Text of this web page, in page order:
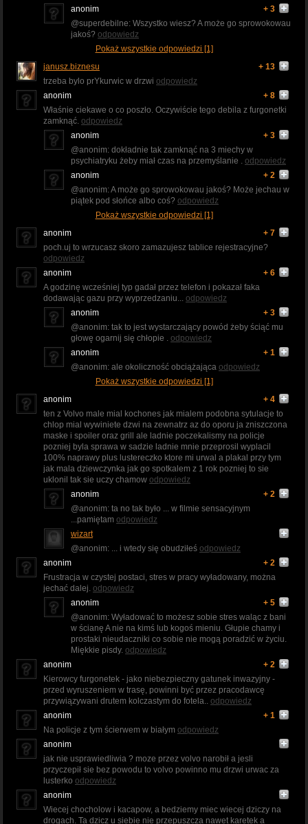
anonim
+ 3
@superdebilne: Wszystko wiesz? A może go sprowokowau
jakoś? odpowiedz
Pokaż wszystkie odpowiedzi [1]
janusz.biznesu
+ 13
trzeba bylo prYkurwic w drzwi odpowiedz
anonim
+ 8
Właśnie ciekawe o co poszło. Oczywiście tego debila z furgonetki
zamknąć. odpowiedz
anonim
+ 3
@anonim: dokładnie tak zamknąć na 3 miechy w
psychiatryku żeby miał czas na przemyślanie . odpowiedz
anonim
+ 2
@anonim: A może go sprowokowau jakoś? Może jechau w
piątek pod słońce albo coś? odpowiedz
Pokaż wszystkie odpowiedzi [1]
anonim
+ 7
poch.uj to wrzucasz skoro zamazujesz tablice rejestracyjne?
odpowiedz
anonim
+ 6
A godzinę wcześniej typ gadał przez telefon i pokazał faka
dodawając gazu przy wyprzedzaniu... odpowiedz
anonim
+ 3
@anonim: tak to jest wystarczający powód żeby ściąć mu
głowę ogarnij się chłopie . odpowiedz
anonim
+ 1
@anonim: ale okoliczność obciążająca odpowiedz
Pokaż wszystkie odpowiedzi [1]
anonim
+ 4
ten z Volvo male mial kochones jak mialem podobna sytulacje to
chlop mial wywiniete dzwi na zewnatrz az do oporu ja zniszczona
maske i spoiler oraz grill ale ladnie poczekalismy na policje
pozniej byla sprawa w sadzie ladnie mnie przeprosil wyplacil
100% naprawy plus lustereczko ktore mi urwal a plakal przy tym
jak mala dziewczynka jak go spotkalem z 1 rok pozniej to sie
uklonil tak sie uczy chamow odpowiedz
anonim
+ 2
@anonim: ta no tak było ... w filmie sensacyjnym
...pamiętam odpowiedz
wizart
@anonim: ... i wtedy się obudziłeś odpowiedz
anonim
+ 2
Frustracja w czystej postaci, stres w pracy wyładowany, można
jechać dalej. odpowiedz
anonim
+ 5
@anonim: Wyładować to możesz sobie stres waląc z bani
w ścianę A nie na kimś lub kogoś mieniu. Głupie chamy i
prostaki nieudaczniki co sobie nie mogą poradzić w życiu.
Miękkie pisdy. odpowiedz
anonim
+ 2
Kierowcy furgonetek - jako niebezpieczny gatunek inwazyjny -
przed wyruszeniem w trasę, powinni być przez pracodawcę
przywiązywani drutem kolczastym do fotela.. odpowiedz
anonim
+ 1
Na policje z tym ścierwem w białym odpowiedz
anonim
jak nie usprawiedliwia ? moze przez volvo narobił a jesli
przyczepił sie bez powodu to volvo powinno mu drzwi urwac za
lusterko odpowiedz
anonim
Wiecej chocholow i kacapow, a bedziemy miec wiecej dziczy na
drogach. Ta dzicz u siebie nie przepuszcza nawet karetek a